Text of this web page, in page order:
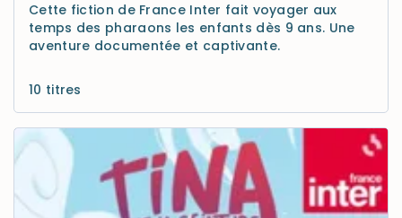
Cette fiction de France Inter fait voyager aux
temps des pharaons les enfants dès 9 ans. Une
aventure documentée et captivante.
10 titres